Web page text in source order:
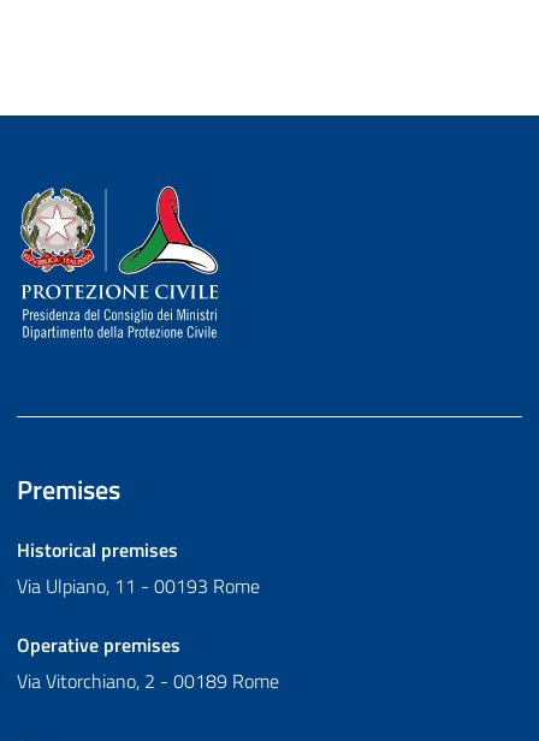
Dipartimento della Protezione Civile
Premises
Historical premises
Via Ulpiano, 11 - 00193 Rome
Operative premises
Via Vitorchiano, 2 - 00189 Rome